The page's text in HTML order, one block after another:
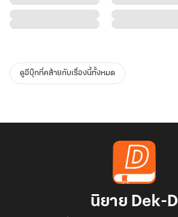
ดูอีบุ๊กที่คล้ายกับเรื่องนี้ทั้งหมด
นิยาย Dek-D